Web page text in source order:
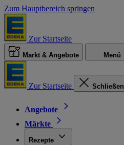
Zum Hauptbereich springen
Zur Startseite
Markt & Angebote Menü
Zur Startseite Schließen
Angebote
Märkte
Rezepte